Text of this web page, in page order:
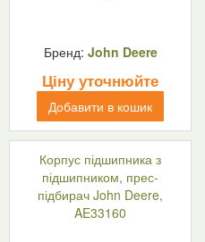
Бренд: John Deere
Ціну уточнюйте
Добавити в кошик
Корпус підшипника з
підшипником, прес-
підбирач John Deere,
AE33160